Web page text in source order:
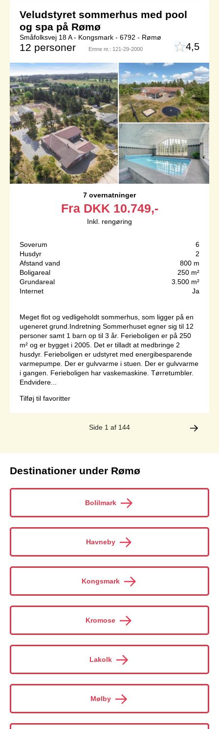
Veludstyret sommerhus med pool
og spa på Rømø
Småfolksvej 18 A - Kongsmark - 6792 - Rømø
12 personer Emne nr.: 121-29-2000 4,5
7 overnatninger
Fra DKK 10.749,-
Inkl. rengøring
Soverum
6
Husdyr
2
Afstand vand
800 m
Boligareal
250 m²
Grundareal
3.500 m²
Internet
Ja
Meget flot og vedligeholdt sommerhus, som ligger på en
ugeneret grund.Indretning Sommerhuset egner sig til 12
personer samt 1 barn op til 3 år. Ferieboligen er på 250
m² og er bygget i 2005. Det er tilladt at medbringe 2
husdyr. Ferieboligen er udstyret med energibesparende
varmepumpe. Der er gulvvarme i stuen. Der er gulvvarme
i gangen. Ferieboligen har vaskemaskine. Tørretumbler.
Endvidere...
Tilføj til favoritter
Side 1 af 144
Destinationer under Rømø
Bolilmark
Havneby
Kongsmark
Kromose
Lakolk
Mølby